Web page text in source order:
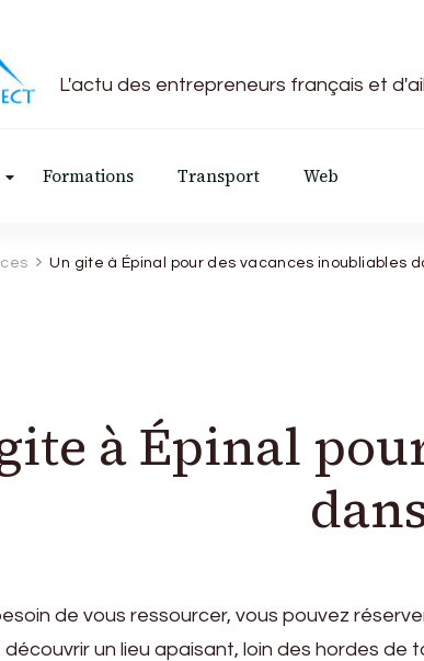
L'actu des entrepreneurs français et
Formations Transport Web
Un gite à Épinal pour des vacances inoubliables
à Épinal
de vous ressourcer, vous pouvez
un lieu apaisant, loin des hordes de